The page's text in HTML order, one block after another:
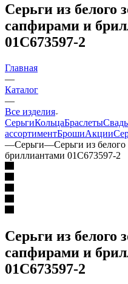
Серьги из белого
сапфирами и
01С673597-2
Главная
—
Каталог
—
Все изделия
СерьгиКольцаБраслеты
ассортиментБрошиАкции
—Серьги—Серьги из
бриллиантами 01С673597-2
Серьги из белого
сапфирами и
01С673597-2